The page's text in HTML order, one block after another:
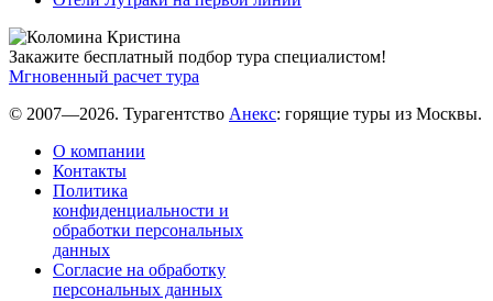
Закажите бесплатный подбор тура специалистом!
Мгновенный расчет тура
© 2007—2026. Турагентство Анекс: горящие туры из Москвы.
О компании
Контакты
Политика
конфиденциальности и
обработки персональных
данных
Согласие на обработку
персональных данных